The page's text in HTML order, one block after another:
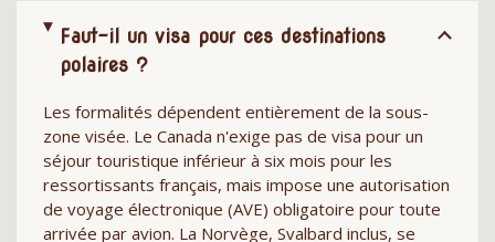
Faut-il un visa pour ces destinations
polaires ?
Les formalités dépendent entièrement de la sous-
zone visée. Le Canada n'exige pas de visa pour un
séjour touristique inférieur à six mois pour les
ressortissants français, mais impose une autorisation
de voyage électronique (AVE) obligatoire pour toute
arrivée par avion. La Norvège, Svalbard inclus, se